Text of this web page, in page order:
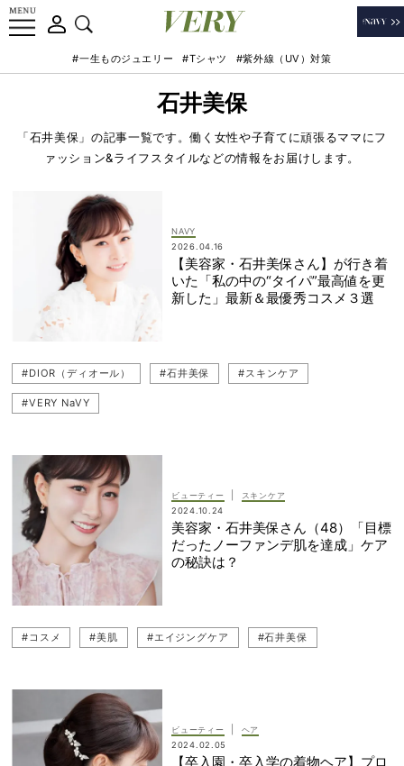
#一生ものジュエリー #Tシャツ #紫外線（UV）対策
石井美保
「石井美保」の記事一覧です。働く女性や子育てに頑張るママにフ
ァッション&ライフスタイルなどの情報をお届けします。
NAVY
2026.04.16
【美容家・石井美保さん】が行き着
いた「私の中の“タイパ”最高値を更
新した」最新＆最優秀コスメ３選
#DIOR（ディオール） #石井美保 #スキンケア
#VERY NaVY
ビューティー
スキンケア
2024.10.24
美容家・石井美保さん（48）「目標
だったノーファンデ肌を達成」ケア
の秘訣は？
#コスメ #美肌 #エイジングケア #石井美保
ビューティー
ヘア
2024.02.05
【卒入園・卒入学の着物ヘア】プロ